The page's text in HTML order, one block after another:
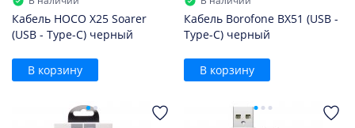
Кабель HOCO X25 Soarer
(USB - Type-C) черный
В корзину
Кабель Borofone BX51 (USB -
Type-C) черный
В корзину